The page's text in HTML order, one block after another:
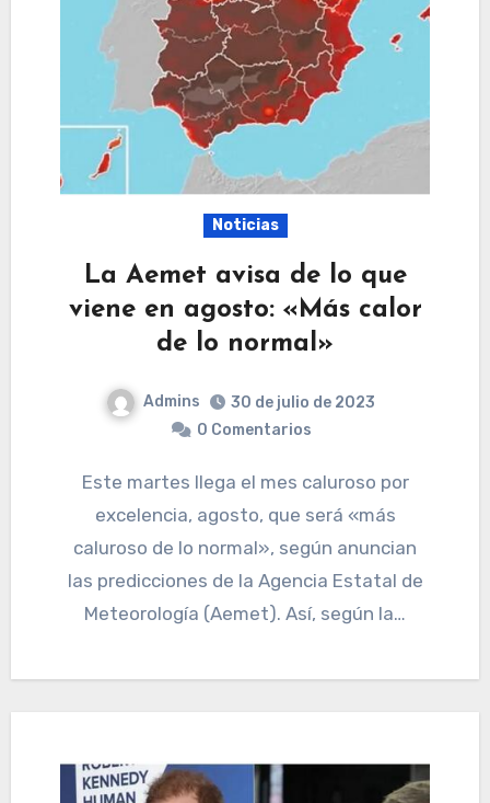
Noticias
La Aemet avisa de lo que
viene en agosto: «Más calor
de lo normal»
Admins
30 de julio de 2023
0 Comentarios
Este martes llega el mes caluroso por
excelencia, agosto, que será «más
caluroso de lo normal», según anuncian
las predicciones de la Agencia Estatal de
Meteorología (Aemet). Así, según la…